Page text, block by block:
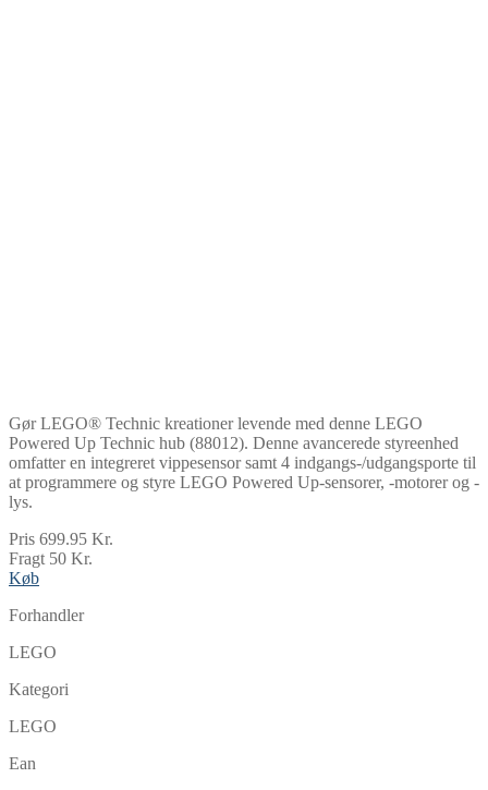
Gør LEGO® Technic kreationer levende med denne LEGO
Powered Up Technic hub (88012). Denne avancerede styreenhed
omfatter en integreret vippesensor samt 4 indgangs-/udgangsporte til
at programmere og styre LEGO Powered Up-sensorer, -motorer og -
lys.
Pris 699.95 Kr.
Fragt 50 Kr.
Køb
Forhandler
LEGO
Kategori
LEGO
Ean